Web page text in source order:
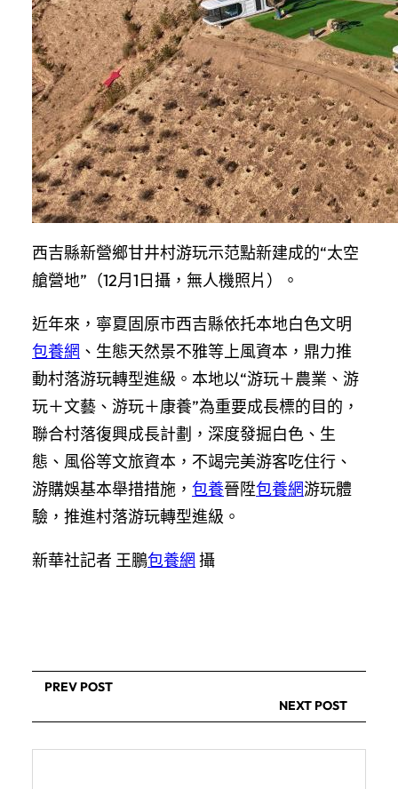
西吉縣新營鄉甘井村游玩示范點新建成的“太空
艙營地”（12月1日攝，無人機照片）。
近年來，寧夏固原市西吉縣依托本地白色文明
包養網 、生態天然景不雅等上風資本，鼎力推
動村落游玩轉型進級。本地以“游玩＋農業、游
玩＋文藝、游玩＋康養”為重要成長標的目的，
聯合村落復興成長計劃，深度發掘白色、生
態、風俗等文旅資本，不竭完美游客吃住行、
游購娛基本舉措措施， 包養晉陞包養網游玩體
驗，推進村落游玩轉型進級。
新華社記者 王鵬包養網 攝
PREV POST
NEXT POST